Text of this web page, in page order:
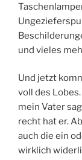
und vieles
Und jetzt
voll des
mein Vater
recht hat er.
auch die ein
wirklich